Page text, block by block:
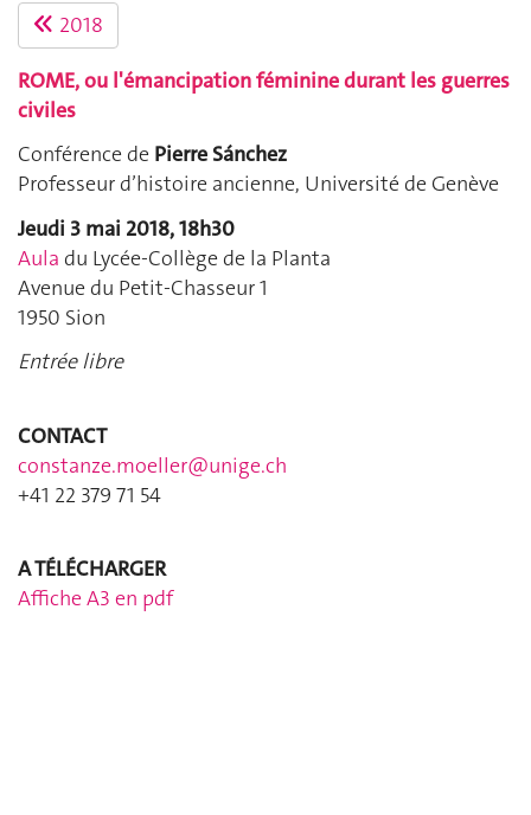
2018
ROME, ou l'émancipation féminine durant les guerres
civiles
Conférence de Pierre Sánchez
Professeur d’histoire ancienne, Université de Genève
Jeudi 3 mai 2018, 18h30
Aula du Lycée-Collège de la Planta
Avenue du Petit-Chasseur 1
1950 Sion
Entrée libre
CONTACT
constanze.moeller@unige.ch
+41 22 379 71 54
A TÉLÉCHARGER
Affiche A3 en pdf